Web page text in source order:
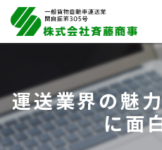
運送業界の魅
に面